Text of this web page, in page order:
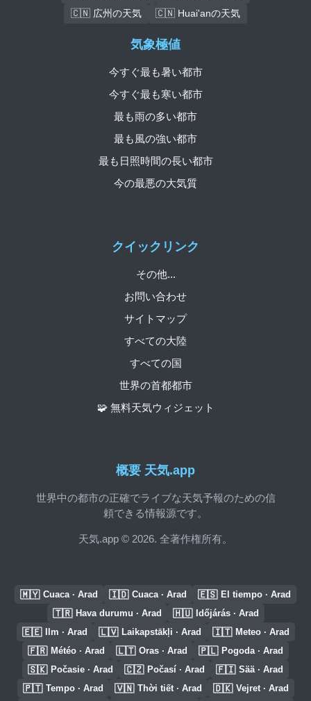
🇨🇳 広州の天気
🇨🇳 Huai'anの天気
概要 天気.app
世界中の都市の正確でライブな天気予報のための信
頼できる情報源です。
天気.app © 2026. 全著作権所有。
クイックリンク
その他...
お問い合わせ
サイトマップ
すべての大陸
すべての国
世界の首都都市
🧩 無料天気ウィジェット
気象極値
今すぐ最も暑い都市
今すぐ最も寒い都市
最も雨の多い都市
最も風の強い都市
最も日照時間の長い都市
今の最悪の大気質
🇲🇾 Cuaca · Arad 🇮🇩 Cuaca · Arad 🇪🇸 El tiempo · Arad
🇹🇷 Hava durumu · Arad 🇭🇺 Időjárás · Arad
🇪🇪 Ilm · Arad 🇱🇻 Laikapstākļi · Arad 🇮🇹 Meteo · Arad
🇫🇷 Météo · Arad 🇱🇹 Oras · Arad 🇵🇱 Pogoda · Arad
🇸🇰 Počasie · Arad 🇨🇿 Počasí · Arad 🇫🇮 Sää · Arad
🇵🇹 Tempo · Arad 🇻🇳 Thời tiết · Arad 🇩🇰 Vejret · Arad